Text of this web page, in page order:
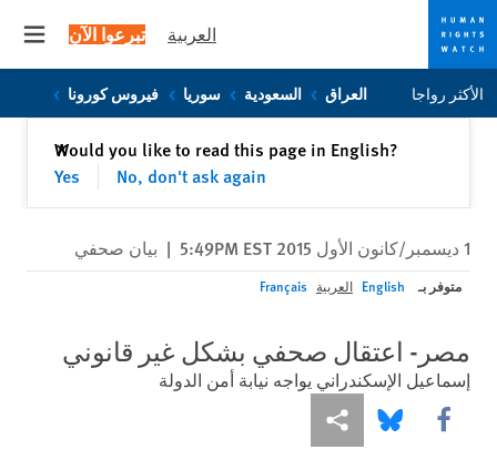
Skip
to
Skip
to
العربية تبرعوا الآن
الأكثر رواجا العراق السعودية سوريا فيروس كورونا
Would you like to read this page in English?
Yes
No, don't ask again
✕إغلاق
1 ديسمبر/كانون الأول 2015 5:49PM EST | بيان صحفي
متوفر بـ English العربية Français
مصر- اعتقال صحفي بشكل غير قانوني
إسماعيل الإسكندراني يواجه نيابة أمن الدولة
Share this via Facebook
Share this via Bluesky
Share this via مشاركة